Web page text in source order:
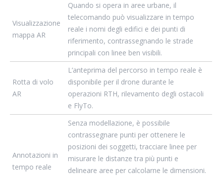
Visualizzazione
mappa AR
Quando si opera in aree urbane, il
telecomando può visualizzare in tempo
reale i nomi degli edifici e dei punti di
riferimento, contrassegnando le strade
principali con linee ben visibili.
Rotta di volo
AR
L’anteprima del percorso in tempo reale è
disponibile per il drone durante le
operazioni RTH, rilevamento degli ostacoli
e FlyTo.
Annotazioni in
tempo reale
Senza modellazione, è possibile
contrassegnare punti per ottenere le
posizioni dei soggetti, tracciare linee per
misurare le distanze tra più punti e
delineare aree per calcolarne le dimensioni.